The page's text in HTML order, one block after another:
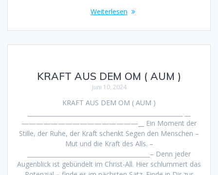
Weiterlesen
KRAFT AUS DEM OM ( AUM )
Juni 10, 2024
KRAFT AUS DEM OM ( AUM )
————————————————__ Ein Moment der
Stille, der Ruhe, der Kraft schenkt Segen den Menschen –
Mut und die Kraft des Alls. –
__________________________________________– Denn jeder
Augenblick ist gebündelt im Christ-All. Hier schlummert das